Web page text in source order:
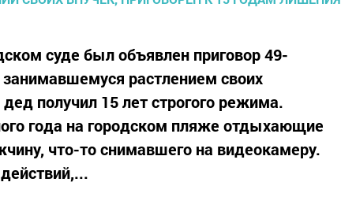
суде был объявлен приговор 49-
растлением своих
получил 15 лет строгого режима.
года на городском пляже отдыхающие
что-то снимавшего на видеокамеру.